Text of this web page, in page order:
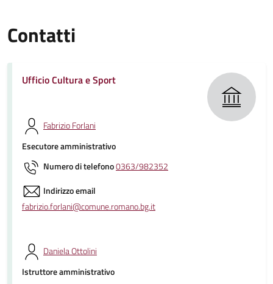
Contatti
Ufficio Cultura e Sport
Fabrizio Forlani
Esecutore amministrativo
Numero di telefono0363/982352
Indirizzo email
fabrizio.forlani@comune.romano.bg.it
Daniela Ottolini
Istruttore amministrativo